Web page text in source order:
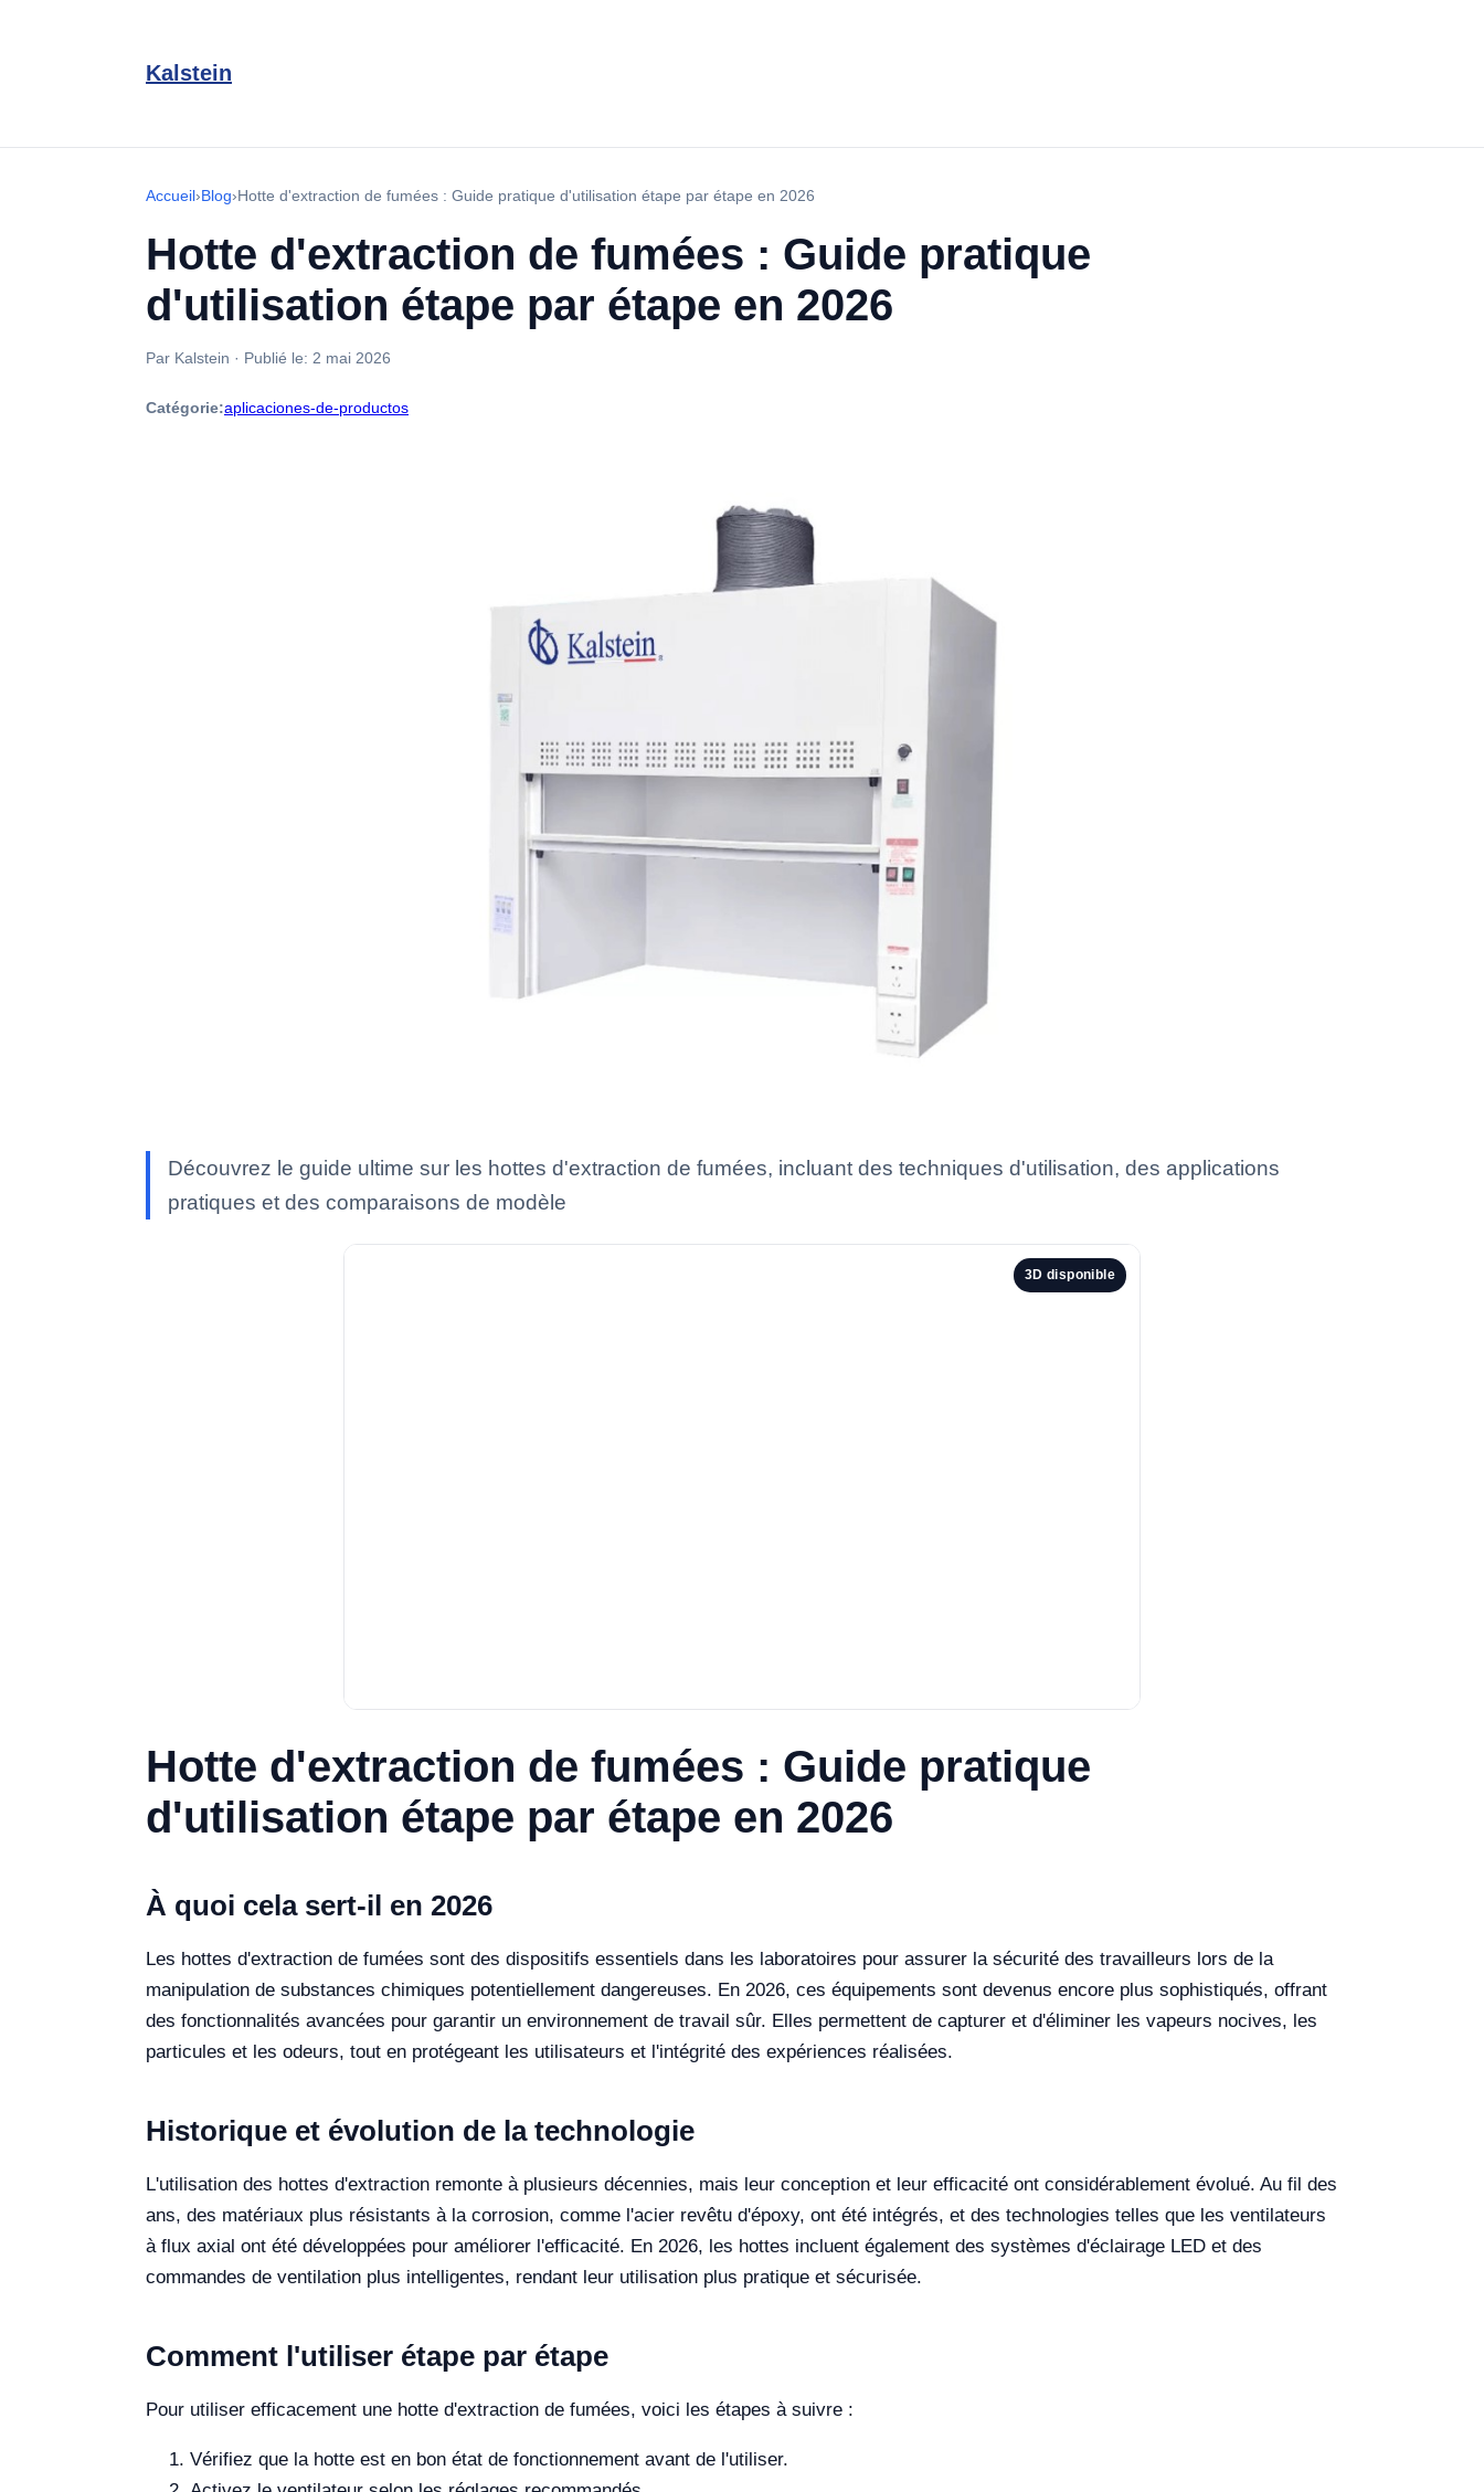
Kalstein
Accueil›Blog›Hotte d'extraction de fumées : Guide pratique d'utilisation étape par étape en 2026
Hotte d'extraction de fumées : Guide pratique
d'utilisation étape par étape en 2026
Par Kalstein · Publié le: 2 mai 2026
Catégorie:aplicaciones-de-productos
Découvrez le guide ultime sur les hottes d'extraction de fumées, incluant des techniques d'utilisation, des applications
pratiques et des comparaisons de modèle
3D disponible
Hotte d'extraction de fumées : Guide pratique
d'utilisation étape par étape en 2026
À quoi cela sert-il en 2026
Les hottes d'extraction de fumées sont des dispositifs essentiels dans les laboratoires pour assurer la sécurité des travailleurs lors de la
manipulation de substances chimiques potentiellement dangereuses. En 2026, ces équipements sont devenus encore plus sophistiqués, offrant
des fonctionnalités avancées pour garantir un environnement de travail sûr. Elles permettent de capturer et d'éliminer les vapeurs nocives, les
particules et les odeurs, tout en protégeant les utilisateurs et l'intégrité des expériences réalisées.
Historique et évolution de la technologie
L'utilisation des hottes d'extraction remonte à plusieurs décennies, mais leur conception et leur efficacité ont considérablement évolué. Au fil des
ans, des matériaux plus résistants à la corrosion, comme l'acier revêtu d'époxy, ont été intégrés, et des technologies telles que les ventilateurs
à flux axial ont été développées pour améliorer l'efficacité. En 2026, les hottes incluent également des systèmes d'éclairage LED et des
commandes de ventilation plus intelligentes, rendant leur utilisation plus pratique et sécurisée.
Comment l'utiliser étape par étape
Pour utiliser efficacement une hotte d'extraction de fumées, voici les étapes à suivre :
Vérifiez que la hotte est en bon état de fonctionnement avant de l'utiliser.